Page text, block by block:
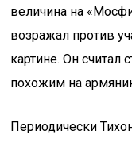
величина на
возражал против
картине. Он считал
похожим на
Периодически